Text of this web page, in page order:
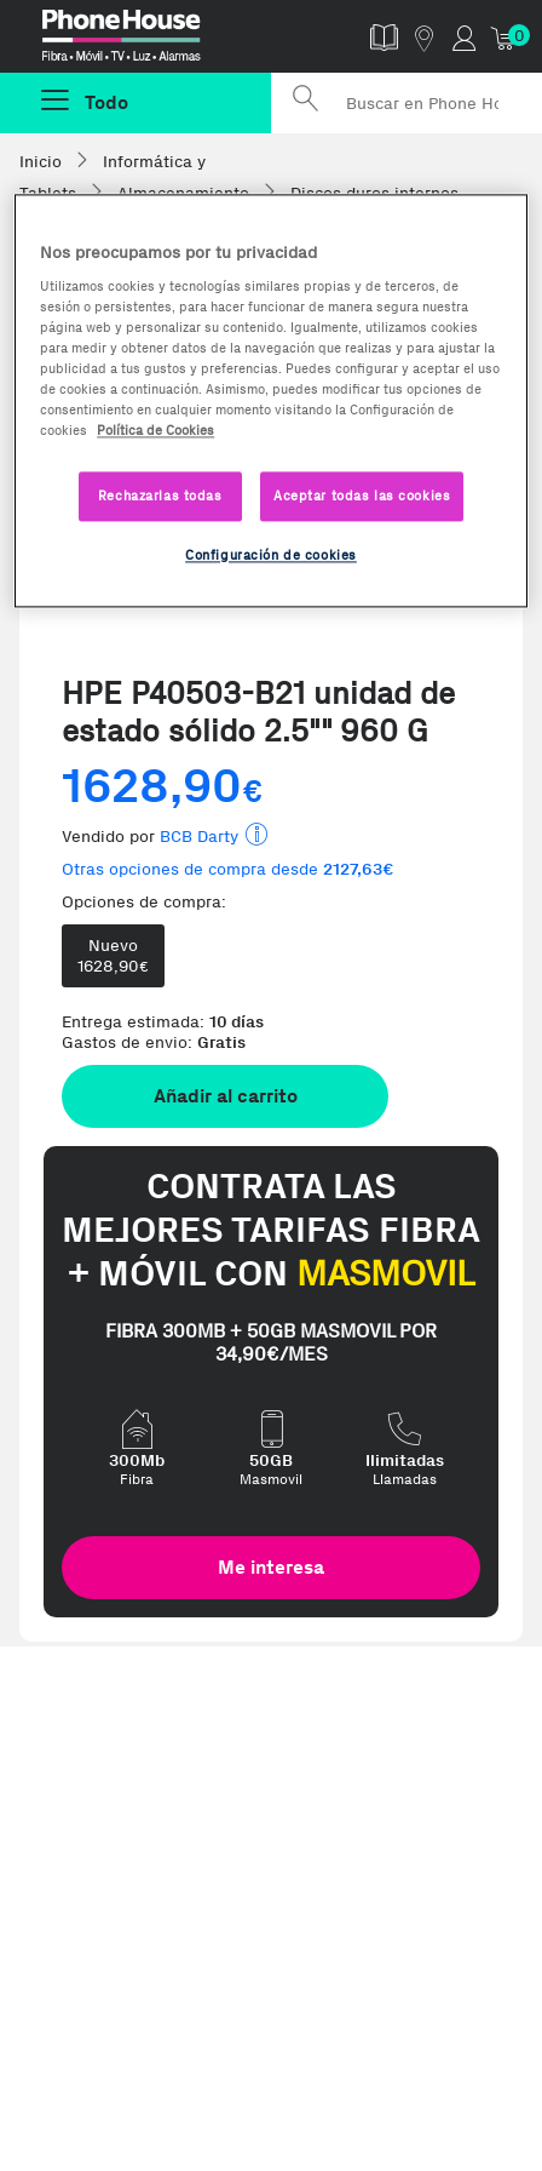
0
Todo
Inicio
Informática y
Tablets
Almacenamiento Discos duros internos
HPE P40503-B21 unidad de
estado sólido 2.5"" 960 G
1628,90€
Vendido por BCB Darty
Otras opciones de compra desde 2127,63€
Opciones de compra:
Nuevo
1628,90€
Entrega estimada: 10 días
Gastos de envio: Gratis
Añadir al carrito
CONTRATA LAS
MEJORES TARIFAS FIBRA
+ MÓVIL CON MASMOVIL
FIBRA 300MB + 50GB MASMOVIL POR
34,90€/MES
300Mb
Fibra
50GB
Masmovil
Ilimitadas
Llamadas
Me interesa
Nos preocupamos por tu privacidad
Utilizamos cookies y tecnologías similares propias y de terceros, de
sesión o persistentes, para hacer funcionar de manera segura nuestra
página web y personalizar su contenido. Igualmente, utilizamos cookies
para medir y obtener datos de la navegación que realizas y para ajustar la
publicidad a tus gustos y preferencias. Puedes configurar y aceptar el uso
de cookies a continuación. Asimismo, puedes modificar tus opciones de
consentimiento en cualquier momento visitando la Configuración de
cookies
Política de Cookies
Rechazarlas todas Aceptar todas las cookies
Configuración de cookies